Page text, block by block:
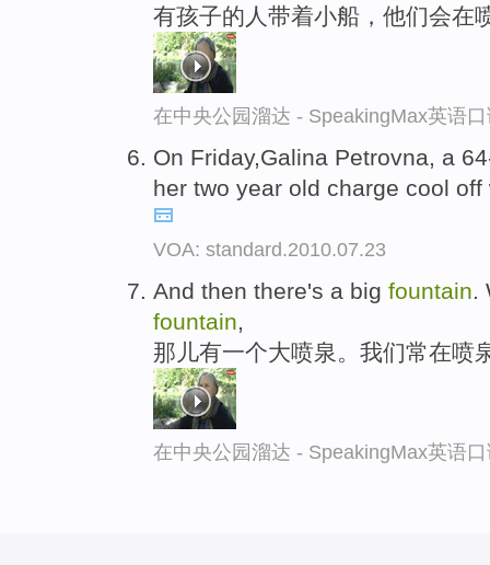
有孩子的人带着小船，他们会在
在中央公园溜达 - SpeakingMax英语
On Friday,Galina Petrovna, a
her two year old charge cool
VOA: standard.2010.07.23
And then there's a big fountain.
fountain,
那儿有一个大喷泉。我们常在喷
在中央公园溜达 - SpeakingMax英语